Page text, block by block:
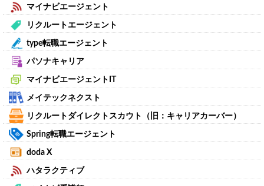
マイナビエージェント
リクルートエージェント
type転職エージェント
パソナキャリア
マイナビエージェントIT
メイテックネクスト
リクルートダイレクトスカウト（旧：キャリアカーバー）
Spring転職エージェント
doda X
ハタラクティブ